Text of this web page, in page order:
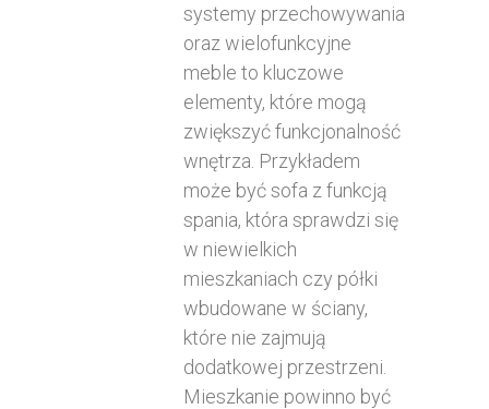
systemy przechowywania
oraz wielofunkcyjne
meble to kluczowe
elementy, które mogą
zwiększyć funkcjonalność
wnętrza. Przykładem
może być sofa z funkcją
spania, która sprawdzi się
w niewielkich
mieszkaniach czy półki
wbudowane w ściany,
które nie zajmują
dodatkowej przestrzeni.
Mieszkanie powinno być